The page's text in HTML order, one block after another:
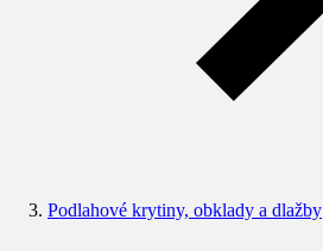
Podlahové krytiny, obklady a dlažby